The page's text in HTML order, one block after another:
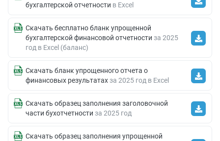
бухгалтерской отчетности в Excel
Скачать бесплатно бланк упрощенной
бухгалтерской финансовой отчетности за 2025
год в Excel (баланс)
Скачать бланк упрощенного отчета о
финансовых результатах за 2025 год в Excel
Скачать образец заполнения заголовочной
части бухотчетности за 2025 год
Скачать образец заполнения упрощенной